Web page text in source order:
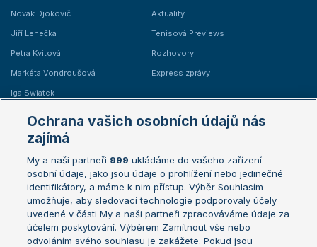
Novak Djokovič
Jiří Lehečka
Petra Kvitová
Markéta Vondroušová
Iga Swiatek
Aktuality
Tenisová Previews
Rozhovory
Express zprávy
Žebříčky
Žebříček ATP (muži)
Žebříček WTA (ženy)
Sázkařský žebříček
Australian Open
French Open
Wimbledon
US Open
Turnaj mistrů
Ochrana vašich osobních údajů nás
zajímá
My a naši partneři 999 ukládáme do vašeho zařízení
osobní údaje, jako jsou údaje o prohlížení nebo jedinečné
identifikátory, a máme k nim přístup. Výběr Souhlasím
umožňuje, aby sledovací technologie podporovaly účely
uvedené v části My a naši partneři zpracováváme údaje za
účelem poskytování. Výběrem Zamítnout vše nebo
odvoláním svého souhlasu je zakážete. Pokud jsou